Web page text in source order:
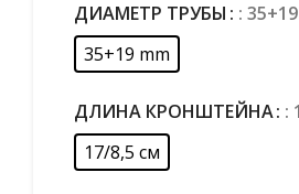
ДИАМЕТР ТРУБЫ :
35+19 mm
ДЛИНА КРОНШТЕЙНА :
17/8,5 см